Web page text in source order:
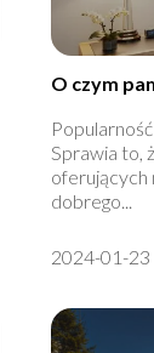
O czym
Sprawia to,
oferujących
dobrego...
2024-01-23